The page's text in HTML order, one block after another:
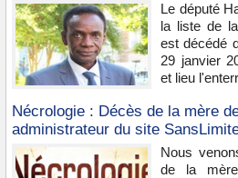
Le député
la liste de
est décédé
29 janvier
et lieu
Nécrologie : Décès de la mère
administrateur du site
Nous
de la